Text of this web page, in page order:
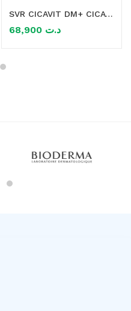
SVR CICAVIT DM+ CICATRICES 15GR
د.ت